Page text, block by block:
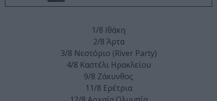
1/8 Ιθάκη
2/8 Άρτα
3/8 Νεστόριο (River Party)
4/8 Καστέλι Ηρακλείου
9/8 Ζάκυνθος
11/8 Ερέτρια